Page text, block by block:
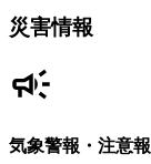
災害情報
気象警報・注意報